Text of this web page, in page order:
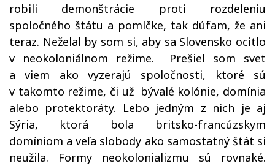
robili demonštrácie proti rozdeleniu
spoločného štátu a pomlčke, tak dúfam, že ani
teraz. Neželal by som si, aby sa Slovensko ocitlo
v neokoloniálnom režime. Prešiel som svet
a viem ako vyzerajú spoločnosti, ktoré sú
v takomto režime, či už bývalé kolónie, domínia
alebo protektoráty. Lebo jedným z nich je aj
Sýria, ktorá bola britsko-francúzskym
domíniom a veľa slobody ako samostatný štát si
neužila. Formy neokolonializmu sú rovnaké.